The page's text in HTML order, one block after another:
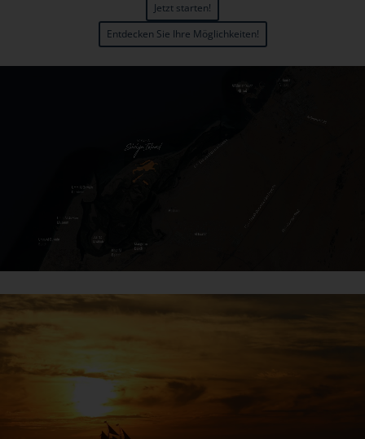
Jetzt starten!
Entdecken Sie Ihre Möglichkeiten!